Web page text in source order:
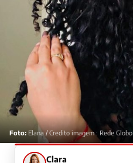
Foto: Elana / Credito imagem : Rede Globo
Clara